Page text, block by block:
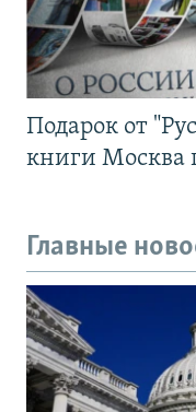
Подарок от
книги Москва
Главные